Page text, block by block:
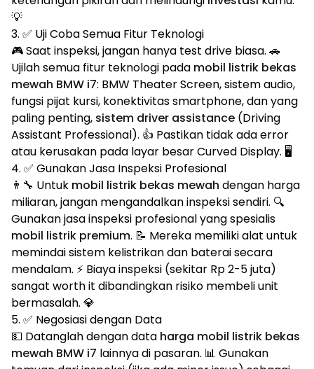
💡
3. ✅ Uji Coba Semua Fitur Teknologi
🎮 Saat inspeksi, jangan hanya test drive biasa. 🚗
Ujilah semua fitur teknologi pada mobil listrik bekas
mewah BMW i7: BMW Theater Screen, sistem audio,
fungsi pijat kursi, konektivitas smartphone, dan yang
paling penting, sistem driver assistance (Driving
Assistant Professional). 👍 Pastikan tidak ada error
atau kerusakan pada layar besar Curved Display. 🖥️
4. ✅ Gunakan Jasa Inspeksi Profesional
👨‍🔧 Untuk mobil listrik bekas mewah dengan harga
miliaran, jangan mengandalkan inspeksi sendiri. 🔍
Gunakan jasa inspeksi profesional yang spesialis
mobil listrik premium. 📝 Mereka memiliki alat untuk
memindai sistem kelistrikan dan baterai secara
mendalam. ⚡ Biaya inspeksi (sekitar Rp 2-5 juta)
sangat worth it dibandingkan risiko membeli unit
bermasalah. 💎
5. ✅ Negosiasi dengan Data
💵 Datanglah dengan data harga mobil listrik bekas
mewah BMW i7 lainnya di pasaran. 📊 Gunakan